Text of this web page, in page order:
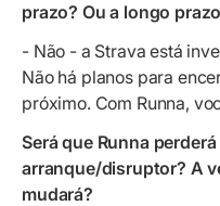
prazo? Ou a longo
- Não - a Strava está
Não há planos para
próximo. Com Runna,
Será que Runna
arranque/disruptor? A
mudará?